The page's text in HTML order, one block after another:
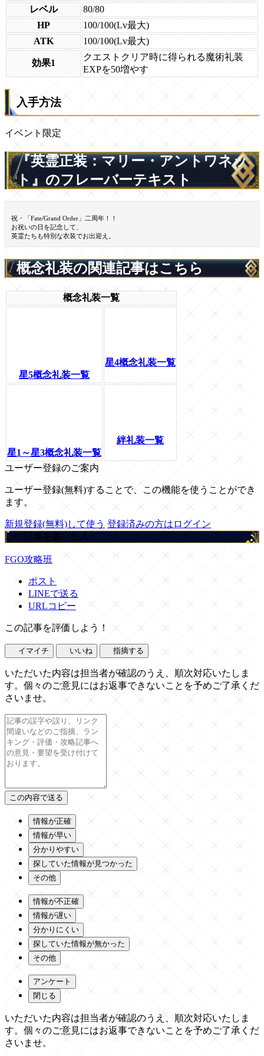
レベル
80/80
HP
100/100(Lv最大)
ATK
100/100(Lv最大)
効果1
クエストクリア時に得られる魔術礼装
EXPを50増やす
入手方法
イベント限定
『英霊正装：マリー・アントワネッ
ト』のフレーバーテキスト
祝・「Fate/Grand Order」二周年！！
お祝いの日を記念して、
英霊たちも特別な衣装でお出迎え。
概念礼装の関連記事はこちら
概念礼装一覧
星5概念礼装一覧
星4概念礼装一覧
星1～星3概念礼装一覧
絆礼装一覧
ユーザー登録のご案内
ユーザー登録(無料)することで、この機能を使うことができ
ます。
新規登録(無料)して使う 登録済みの方はログイン
この記事を書いた人
FGO攻略班
ポスト
LINEで送る
URLコピー
この記事を評価しよう！
イマイチ いいね 指摘する
いただいた内容は担当者が確認のうえ、順次対応いたしま
す。個々のご意見にはお返事できないことを予めご了承くだ
さいませ。
情報が正確
情報が早い
分かりやすい
探していた情報が見つかった
その他
情報が不正確
情報が遅い
分かりにくい
探していた情報が無かった
その他
アンケート
閉じる
いただいた内容は担当者が確認のうえ、順次対応いたしま
す。個々のご意見にはお返事できないことを予めご了承くだ
さいませ。